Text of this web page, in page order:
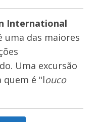
International
uma das maiores
Uma excursão
quem é "louco